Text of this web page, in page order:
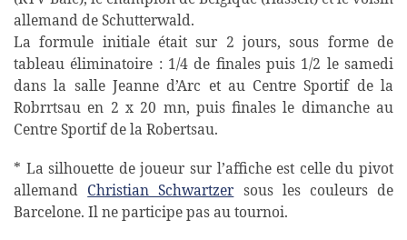
allemand de Schutterwald.
La formule initiale était sur 2 jours, sous forme de
tableau éliminatoire : 1/4 de finales puis 1/2 le samedi
dans la salle Jeanne d’Arc et au Centre Sportif de la
Robrrtsau en 2 x 20 mn, puis finales le dimanche au
Centre Sportif de la Robertsau.
* La silhouette de joueur sur l’affiche est celle du pivot
allemand Christian Schwartzer sous les couleurs de
Barcelone. Il ne participe pas au tournoi.